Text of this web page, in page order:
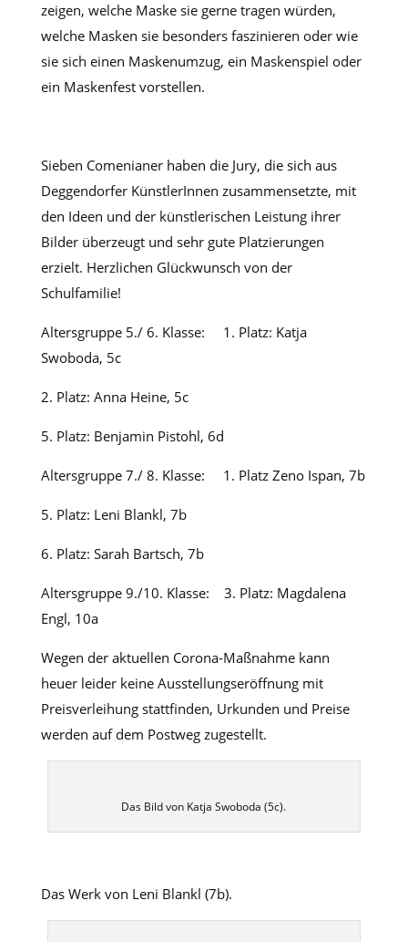
zeigen, welche Maske sie gerne tragen würden,
welche Masken sie besonders faszinieren oder wie
sie sich einen Maskenumzug, ein Maskenspiel oder
ein Maskenfest vorstellen.
Sieben Comenianer haben die Jury, die sich aus
Deggendorfer KünstlerInnen zusammensetzte, mit
den Ideen und der künstlerischen Leistung ihrer
Bilder überzeugt und sehr gute Platzierungen
erzielt. Herzlichen Glückwunsch von der
Schulfamilie!
Altersgruppe 5./ 6. Klasse: 1. Platz: Katja
Swoboda, 5c
2. Platz: Anna Heine, 5c
5. Platz: Benjamin Pistohl, 6d
Altersgruppe 7./ 8. Klasse: 1. Platz Zeno Ispan, 7b
5. Platz: Leni Blankl, 7b
6. Platz: Sarah Bartsch, 7b
Altersgruppe 9./10. Klasse: 3. Platz: Magdalena
Engl, 10a
Wegen der aktuellen Corona-Maßnahme kann
heuer leider keine Ausstellungseröffnung mit
Preisverleihung stattfinden, Urkunden und Preise
werden auf dem Postweg zugestellt.
Das Bild von Katja Swoboda (5c).
Das Werk von Leni Blankl (7b).